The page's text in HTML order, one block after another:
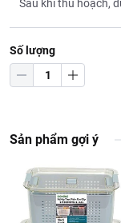
Sau khi thu hoạch,
Số lượng
Sản phẩm gợi ý